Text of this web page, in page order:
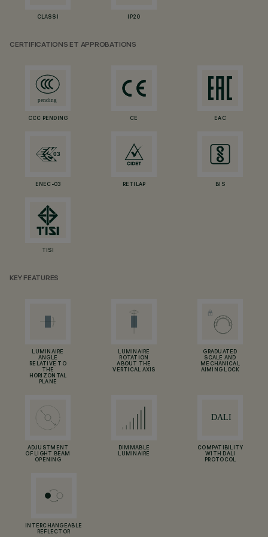
CLASS I IP20
CERTIFICATIONS ET APPROBATIONS
CCC PENDING CE EAC
ENEC-03 RETILAP BIS
TISI
KEY FEATURES
LUMINAIRE
ANGLE
RELATIVE TO
THE
HORIZONTAL
PLANE
LUMINAIRE
ROTATION
ABOUT THE
VERTICAL AXIS
GRADUATED
SCALE AND
MECHANICAL
AIMING LOCK
ADJUSTMENT
OF LIGHT BEAM
OPENING
DIMMABLE
LUMINAIRE
COMPATIBILITY
WITH DALI
PROTOCOL
INTERCHANGEABLE
REFLECTOR